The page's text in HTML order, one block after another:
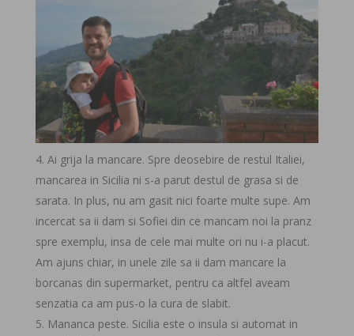
Ai grija la mancare. Spre deosebire de restul Italiei,
mancarea in Sicilia ni s-a parut destul de grasa si de
sarata. In plus, nu am gasit nici foarte multe supe. Am
incercat sa ii dam si Sofiei din ce mancam noi la pranz
spre exemplu, insa de cele mai multe ori nu i-a placut.
Am ajuns chiar, in unele zile sa ii dam mancare la
borcanas din supermarket, pentru ca altfel aveam
senzatia ca am pus-o la cura de slabit.
Mananca peste. Sicilia este o insula si automat in